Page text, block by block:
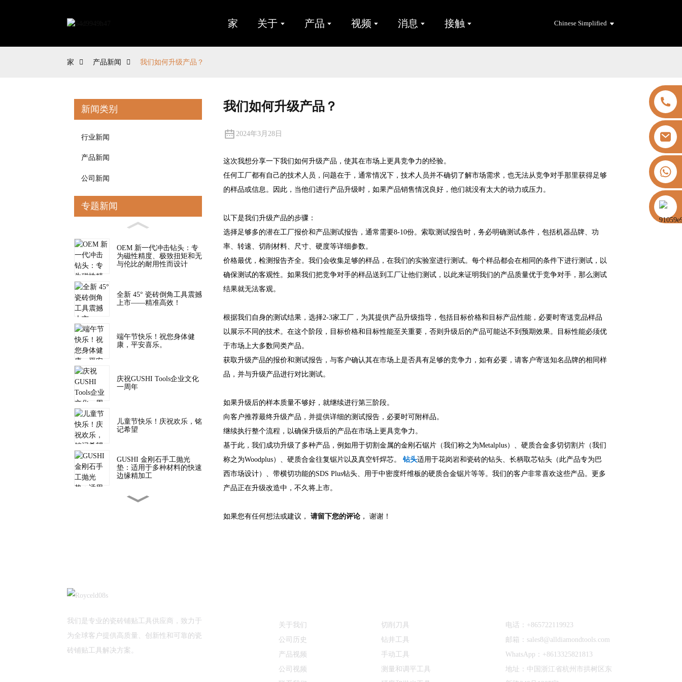
家 关于 产品 视频 消息 接触 Chinese Simplified
家 产品新闻 我们如何升级产品？
新闻类别
行业新闻
产品新闻
公司新闻
专题新闻
OEM 新一代冲击钻头：专
为磁性精度、极致扭矩和无
与伦比的耐用性而设计
全新 45° 瓷砖倒角工具震撼
上市——精准高效！
端午节快乐！祝您身体健
康，平安喜乐。
庆祝GUSHI Tools企业文化
一周年
儿童节快乐！庆祝欢乐，铭
记希望
GUSHI 金刚石手工抛光
垫：适用于多种材料的快速
边缘精加工
新年新气象！
我们如何升级产品？
2024年3月28日
这次我想分享一下我们如何升级产品，使其在市场上更具竞争力的经验。
任何工厂都有自己的技术人员，问题在于，通常情况下，技术人员并不确切了解市场需求，也无法从竞争对手那里获得足够
的样品或信息。因此，当他们进行产品升级时，如果产品销售情况良好，他们就没有太大的动力或压力。
以下是我们升级产品的步骤：
选择足够多的潜在工厂报价和产品测试报告，通常需要8-10份。索取测试报告时，务必明确测试条件，包括机器品牌、功
率、转速、切削材料、尺寸、硬度等详细参数。
价格最优，检测报告齐全。我们会收集足够的样品，在我们的实验室进行测试。每个样品都会在相同的条件下进行测试，以
确保测试的客观性。如果我们把竞争对手的样品送到工厂让他们测试，以此来证明我们的产品质量优于竞争对手，那么测试
结果就无法客观。
根据我们自身的测试结果，选择2-3家工厂，为其提供产品升级指导，包括目标价格和目标产品性能，必要时寄送竞品样品
以展示不同的技术。在这个阶段，目标价格和目标性能至关重要，否则升级后的产品可能达不到预期效果。目标性能必须优
于市场上大多数同类产品。
获取升级产品的报价和测试报告，与客户确认其在市场上是否具有足够的竞争力，如有必要，请客户寄送知名品牌的相同样
品，并与升级产品进行对比测试。
如果升级后的样本质量不够好，就继续进行第三阶段。
向客户推荐最终升级产品，并提供详细的测试报告，必要时可附样品。
继续执行整个流程，以确保升级后的产品在市场上更具竞争力。
基于此，我们成功升级了多种产品，例如用于切割金属的金刚石锯片（我们称之为Metalplus）、硬质合金多切切割片（我们
称之为Woodplus）、硬质合金往复锯片以及真空钎焊芯。 钻头适用于花岗岩和瓷砖的钻头、长柄取芯钻头（此产品专为巴
西市场设计）、带横切功能的SDS Plus钻头、用于中密度纤维板的硬质合金锯片等等。我们的客户非常喜欢这些产品。更多
产品正在升级改造中，不久将上市。
如果您有任何想法或建议， 请留下您的评论 ， 谢谢！
我们是专业的瓷砖铺贴工具供应商，致力于
为全球客户提供高质量、创新性和可靠的瓷
砖铺贴工具解决方案。
关于我们
公司历史
产品视频
公司视频
切削刀具
钻井工具
手动工具
测量和调平工具
电话：+865722119923
邮箱：sales8@alldiamondtools.com
WhatsApp：+8613325821813
地址：中国浙江省杭州市拱树区东